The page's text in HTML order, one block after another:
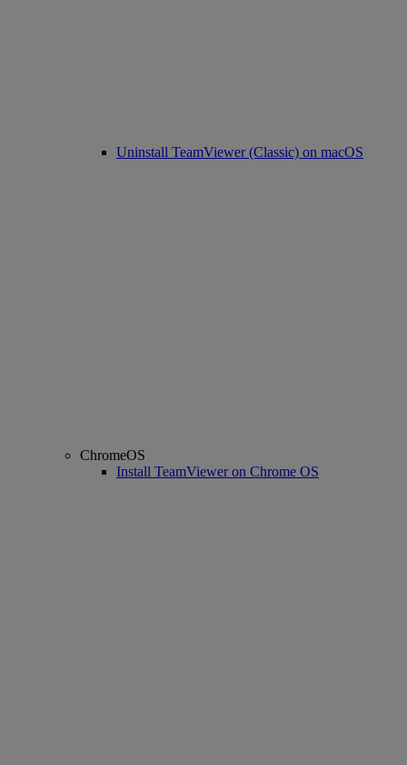
Uninstall TeamViewer (Classic) on macOS
ChromeOS
Install TeamViewer on Chrome OS